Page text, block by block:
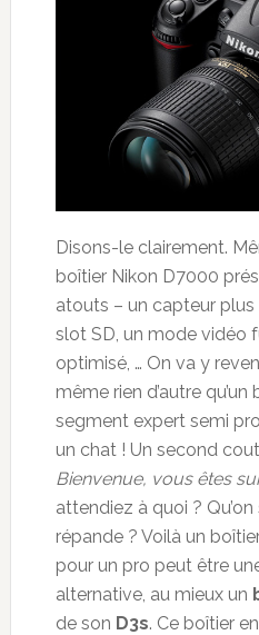
Disons-le clairement.
boîtier Nikon D7000
atouts – un capteur
slot SD, un mode vidéo
optimisé, … On va y
même rien d’autre
segment expert semi
un chat ! Un second
Bienvenue, vous êtes
attendiez à quoi ? Qu’on
répande ? Voilà un
pour un pro peut être
alternative, au mieux un
de son D3s. Ce boîtier